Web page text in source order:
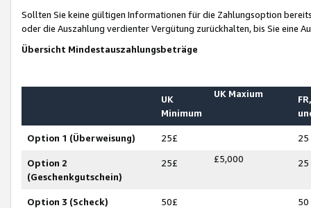
Sollten Sie keine gültigen Informationen für die Zahlungsoption
oder die Auszahlung verdienter Vergütung zurückhalten, bis Sie
Übersicht Mindestauszahlungsbeträge
UK
Minimum
UK Maxium
Option 1 (Überweisung) 25£ 25
Option 2
(Geschenkgutschein)
25£ £5,000 25
Option 3 (Scheck) 50£ 50